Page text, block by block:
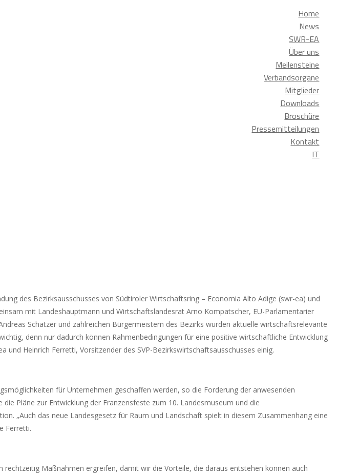
Home
News
SWR-EA
Über uns
Meilensteine
Verbandsorgane
Mitglieder
Downloads
Broschüre
Pressemitteilungen
Kontakt
IT
des Bezirksausschusses von Südtiroler Wirtschaftsring – Economia Alto Adige (swr-ea) und
mit Landeshauptmann und Wirtschaftslandesrat Arno Kompatscher, EU-Parlamentarier
Schatzer und zahlreichen Bürgermeistern des Bezirks wurden aktuelle wirtschaftsrelevante
denn nur dadurch können Rahmenbedingungen für eine positive wirtschaftliche Entwicklung
Heinrich Ferretti, Vorsitzender des SVP-Bezirkswirtschaftsausschusses einig.
für Unternehmen geschaffen werden, so die Forderung der anwesenden
Pläne zur Entwicklung der Franzensfeste zum 10. Landesmuseum und die
„Auch das neue Landesgesetz für Raum und Landschaft spielt in diesem Zusammenhang eine
Ferretti.
Maßnahmen ergreifen, damit wir die Vorteile, die daraus entstehen können auch